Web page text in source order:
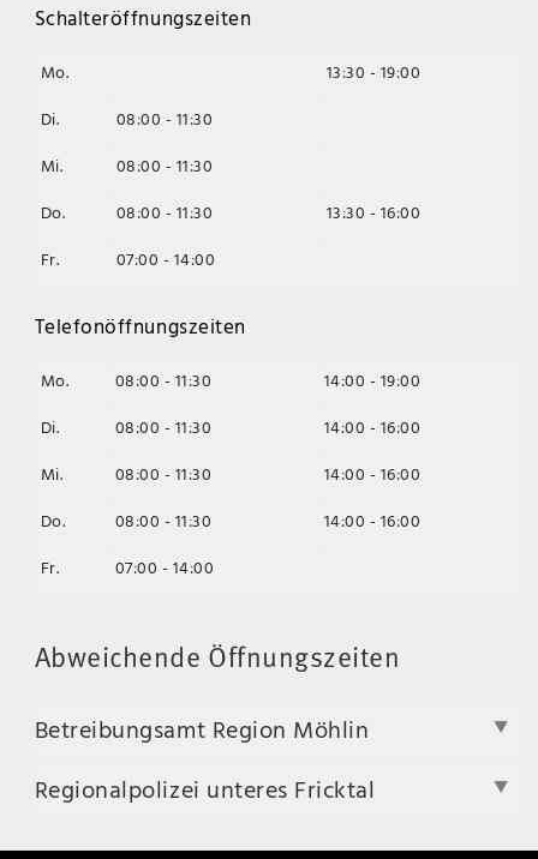
Schalteröffnungszeiten
Mo.
13:30 - 19:00
Di.
08:00 - 11:30
Mi.
08:00 - 11:30
Do.
08:00 - 11:30
13:30 - 16:00
Fr.
07:00 - 14:00
Telefonöffnungszeiten
Mo. 08:00 - 11:30
14:00 - 19:00
Di.
08:00 - 11:30
14:00 - 16:00
Mi.
08:00 - 11:30
14:00 - 16:00
Do.
08:00 - 11:30
14:00 - 16:00
Fr.
07:00 - 14:00
Abweichende Öffnungszeiten
Betreibungsamt Region Möhlin
Regionalpolizei unteres Fricktal